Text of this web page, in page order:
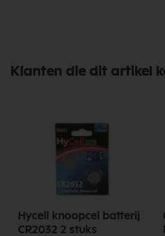
Klanten die dit artikel
Hycell knoopcel batterij
CR2032 2 stuks